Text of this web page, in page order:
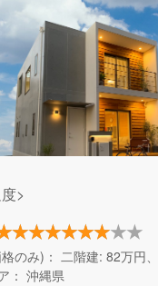
>
のみ)： 二階建: 82万円
： 沖縄県